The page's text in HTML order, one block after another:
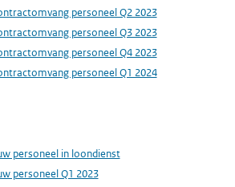
personeel Q2 2023
personeel Q3 2023
personeel Q4 2023
personeel Q1 2024
personeel in loondienst
personeel Q1 2023